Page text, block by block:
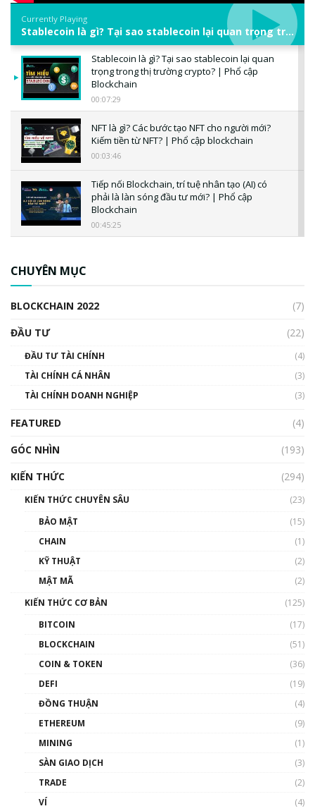
Currently Playing
Stablecoin là gì? Tại sao stablecoin lại quan trọng trong thị trường crypto? | Phổ cập Blockchain
Stablecoin là gì? Tại sao stablecoin lại quan
trọng trong thị trường crypto? | Phổ cập
Blockchain
00:07:29
NFT là gì? Các bước tạo NFT cho người mới?
Kiếm tiền từ NFT? | Phổ cập blockchain
00:03:46
Tiếp nối Blockchain, trí tuệ nhân tạo (AI) có
phải là làn sóng đầu tư mới? | Phổ cập
Blockchain
00:45:25
00:02:14
Nhìn lại năm 2022: Những sự kiện ảnh hưởng
đến hệ sinh thái tiền mã hoá | Phổ cập
00:43:47
như thể nào?
00:39:31
Phổ cập Blockchain
thống & Crypto qua các cuộc chiến | Phổ cập
CHUYÊN MỤC
BLOCKCHAIN 2022
(7)
ĐẦU TƯ
(22)
ĐẦU TƯ TÀI CHÍNH
(4)
TÀI CHÍNH CÁ NHÂN
(3)
TÀI CHÍNH DOANH NGHIỆP
(3)
FEATURED
(4)
GÓC NHÌN
(193)
KIẾN THỨC
(294)
KIẾN THỨC CHUYÊN SÂU
(23)
BẢO MẬT
(15)
CHAIN
(1)
KỸ THUẬT
(2)
MẬT MÃ
(2)
KIẾN THỨC CƠ BẢN
(125)
BITCOIN
(17)
BLOCKCHAIN
(51)
COIN & TOKEN
(36)
DEFI
(19)
ĐỒNG THUẬN
(4)
ETHEREUM
(9)
MINING
(1)
SÀN GIAO DỊCH
(3)
TRADE
(2)
VÍ
(4)